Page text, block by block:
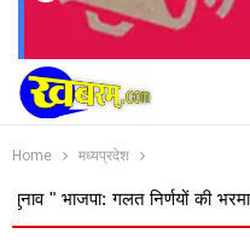
Home मध्यप्रदेश
निर्णयों की भरमार का दुष्परिणाम